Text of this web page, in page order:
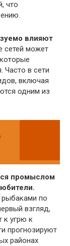
что
влияют
сетей может
Часто в сети
включая
одним из
промыслом
рыбаками по
взгляд,
к угрю к
прогнозируют
районах